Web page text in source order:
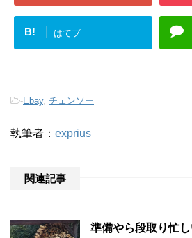
B! はてブ
-Ebay, チェンソー
執筆者： exprius
関連記事
準備やら段取り忙